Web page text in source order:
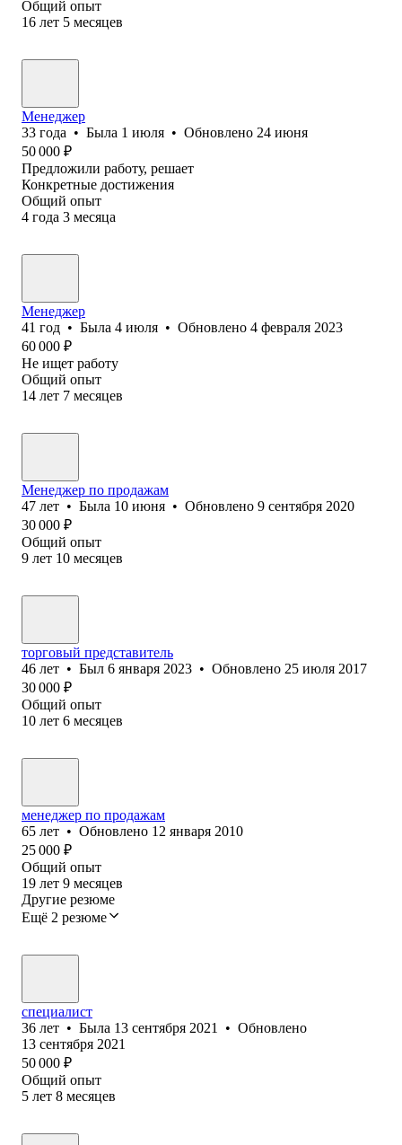
Общий опыт
16 лет 5 месяцев
Менеджер
33 года • Была 1 июля • Обновлено 24 июня
50 000 ₽
Предложили работу, решает
Конкретные достижения
Общий опыт
4 года 3 месяца
Менеджер
41 год • Была 4 июля • Обновлено 4 февраля 2023
60 000 ₽
Не ищет работу
Общий опыт
14 лет 7 месяцев
Менеджер по продажам
47 лет • Была 10 июня • Обновлено 9 сентября 2020
30 000 ₽
Общий опыт
9 лет 10 месяцев
торговый представитель
46 лет • Был 6 января 2023 • Обновлено 25 июля 2017
30 000 ₽
Общий опыт
10 лет 6 месяцев
менеджер по продажам
65 лет • Обновлено 12 января 2010
25 000 ₽
Общий опыт
19 лет 9 месяцев
Другие резюме
Ещё 2 резюме
специалист
36 лет • Была 13 сентября 2021 • Обновлено
13 сентября 2021
50 000 ₽
Общий опыт
5 лет 8 месяцев